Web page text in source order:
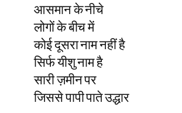
आसमान के नीचे
लोगों के बीच में
कोई दूसरा नाम नहीं है
सिर्फ यीशु नाम है
सारी ज़मीन पर
जिससे पापी पाते उद्धार